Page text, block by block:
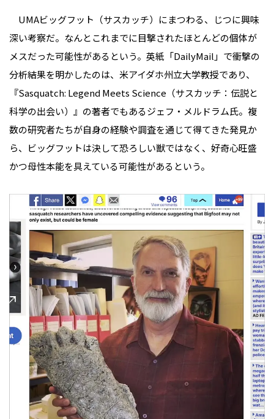
UMAビッグフット（サスカッチ）にまつわる、じつに興味
深い考察だ。なんとこれまでに目撃されたほとんどの個体が
メスだった可能性があるという。英紙「DailyMail」で衝撃の
分析結果を明かしたのは、米アイダホ州立大学教授であり、
『Sasquatch: Legend Meets Science（サスカッチ：伝説と
科学の出会い）』の著者でもあるジェフ・メルドラム氏。複
数の研究者たちが自身の経験や調査を通じて得てきた発見か
ら、ビッグフットは決して恐ろしい獣ではなく、好奇心旺盛
かつ母性本能を具えている可能性があるという。